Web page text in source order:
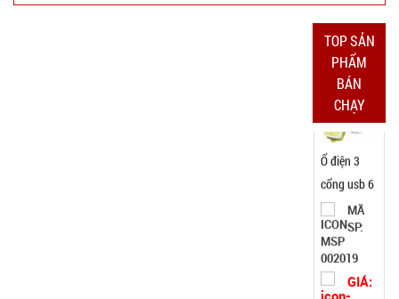
TOP SẢN
PHẨM
BÁN
CHẠY
TRẠNG:
CÒN HÀNG
Bảo
hành:
7N ,
Cân nặng :
0.3kg
Đặt
hàng
Khay làm